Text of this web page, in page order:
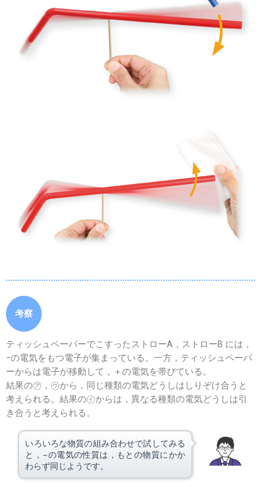
考察
ティッシュペーパーでこすったストローA，ストローB には，
−の電気をもつ電子が集まっている。一方，ティッシュペーパ
ーからは電子が移動して，＋の電気を帯びている。
結果の㋐，㋒から，同じ種類の電気どうしはしりぞけ合うと
考えられる。結果の㋑からは，異なる種類の電気どうしは引
き合うと考えられる。
いろいろな物質の組み合わせで試してみる
と，−の電気の性質は，もとの物質にかか
わらず同じようです。